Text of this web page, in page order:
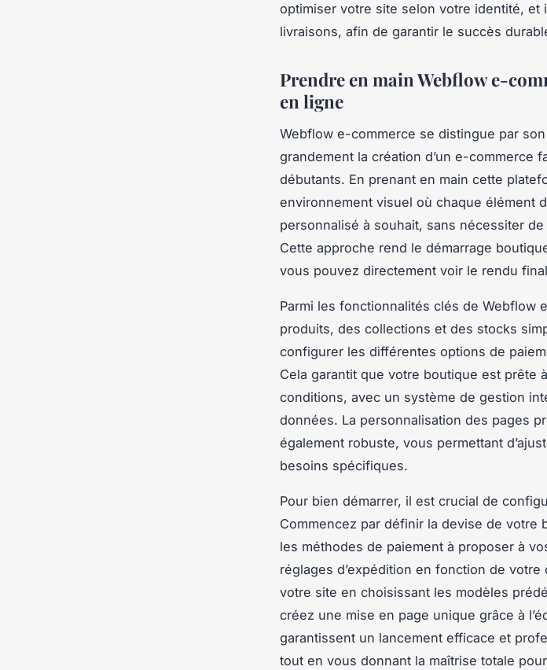
optimiser votre site selon votre identité, et
livraisons, afin de garantir le succès
Prendre en main Webflow e-
en ligne
Webflow e-commerce se distingue par
grandement la création d’un e-commerce
débutants. En prenant en main cette
environnement visuel où chaque élément
personnalisé à souhait, sans nécessiter
Cette approche rend le démarrage
vous pouvez directement voir le rendu
Parmi les fonctionnalités clés de Webflow
produits, des collections et des stocks
configurer les différentes options de
Cela garantit que votre boutique est prête
conditions, avec un système de gestion
données. La personnalisation des pages
également robuste, vous permettant
besoins spécifiques.
Pour bien démarrer, il est crucial de
Commencez par définir la devise de votre
les méthodes de paiement à proposer à
réglages d’expédition en fonction de
votre site en choisissant les modèles
créez une mise en page unique grâce à
garantissent un lancement efficace et
tout en vous donnant la maîtrise totale